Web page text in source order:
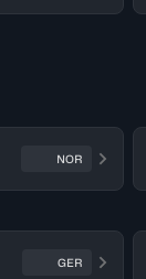
NOR
GER